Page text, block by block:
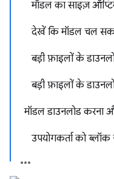
मॉडल का साइज़
देखें कि मॉडल चल
बड़ी फ़ाइलों के
बड़ी फ़ाइलों के
मॉडल डाउनलोड करना
उपयोगकर्ता को